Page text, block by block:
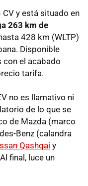
y está situado en
263 km de
428 km (WLTP)
Disponible
con el acabado
tarifa.
no es llamativo ni
de lo que se
de Mazda (marco
Benz (calandra
Qashqai y
final, luce un